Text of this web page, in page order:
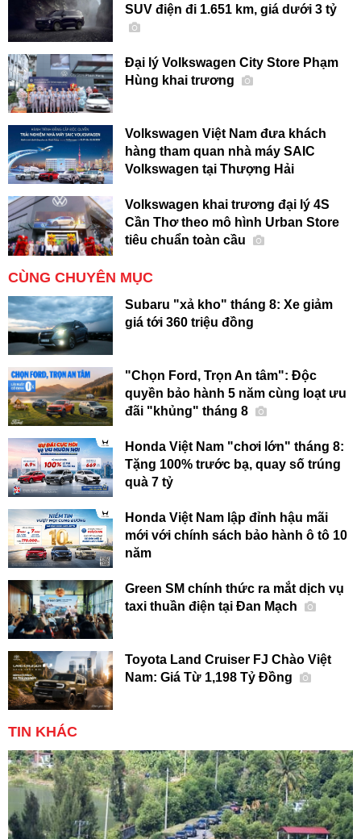
SUV điện đi 1.651 km, giá dưới 3 tỷ
Đại lý Volkswagen City Store Phạm
Hùng khai trương
Volkswagen Việt Nam đưa khách
hàng tham quan nhà máy SAIC
Volkswagen tại Thượng Hải
Volkswagen khai trương đại lý 4S
Cần Thơ theo mô hình Urban Store
tiêu chuẩn toàn cầu
CÙNG CHUYÊN MỤC
Subaru "xả kho" tháng 8: Xe giảm
giá tới 360 triệu đồng
"Chọn Ford, Trọn An tâm": Độc
quyền bảo hành 5 năm cùng loạt ưu
đãi "khủng" tháng 8
Honda Việt Nam "chơi lớn" tháng 8:
Tặng 100% trước bạ, quay số trúng
quà 7 tỷ
Honda Việt Nam lập đỉnh hậu mãi
mới với chính sách bảo hành ô tô 10
năm
Green SM chính thức ra mắt dịch vụ
taxi thuần điện tại Đan Mạch
Toyota Land Cruiser FJ Chào Việt
Nam: Giá Từ 1,198 Tỷ Đồng
TIN KHÁC